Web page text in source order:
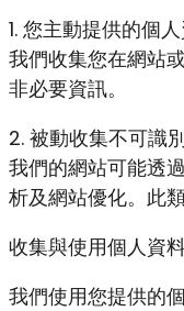
1. 您主動提供的個
我們收集您在網站
非必要資訊。
2. 被動收集不可識
我們的網站可能透
析及網站優化。此
收集與使用個人資
我們使用您提供的